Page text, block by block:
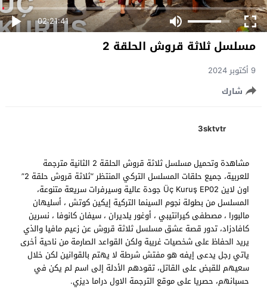
02:21:41
مسلسل ثلاثة قروش الحلقة 2
9 أكتوبر 2024
شارك
3sktvtr
مشاهدة وتحميل مسلسل ثلاثة قروش الحلقة 2 الثانية مترجمة
للعربية، جميع حلقات المسلسل التركي المنتظر “ثلاثة قروش حلقة 2”
اون لاين Üç Kuruş EP02 جودة عالية وسيرفرات سريعة متنوعة،
المسلسل من بطولة نجوم السينما التركية إيكين كوتش ، أسليهان
مالبورا ، مصطفى كيرانتيبي ، أوغور يلديران ، سيفان كانوفا ، نسرين
كافادزاد، تدور قصة عشق مسلسل ثلاثة قروش عن زعيم مافيا والذي
يريد الحفاظ على شخصيات غريبة ولكن القواعد الصارمة من ناحية أخرى
ياتي رجل يدعى إيفه هو مفتش شرطة لا يهتم بالقوانين لكن خلال
سعيهم للقبض على القاتل، تقودهم الأدلة إلى اسم لم يكن في
حسبانهم، حصريا على موقع الترجمة الاول دراما ديزي.